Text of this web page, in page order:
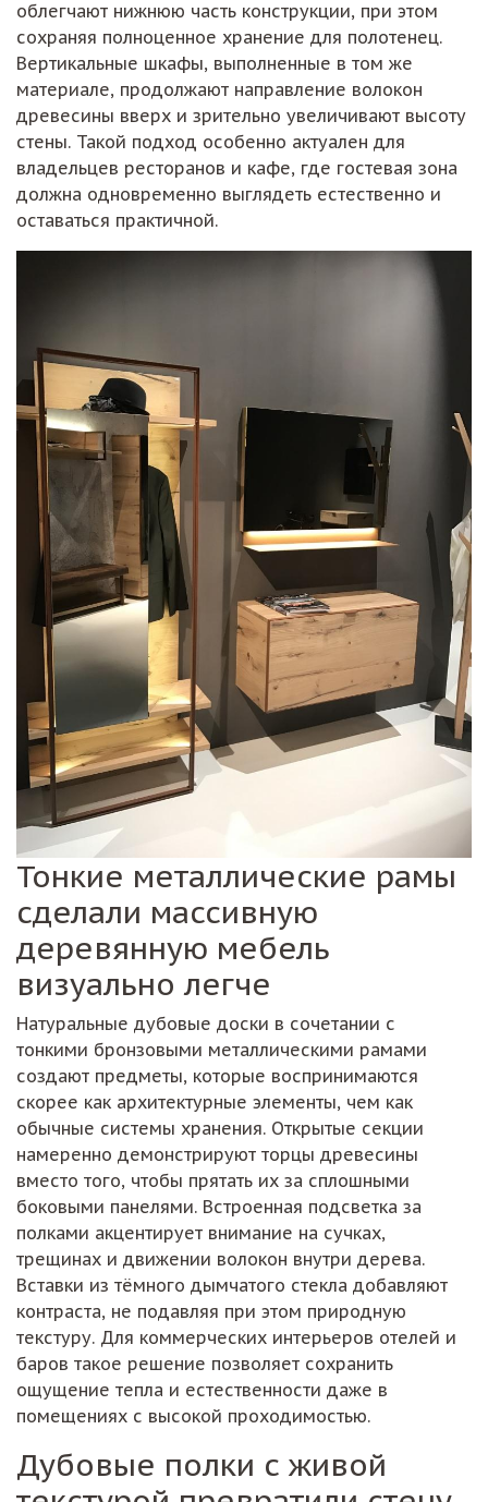
сохраняя полноценное хранение для полотенец.
Вертикальные шкафы, выполненные в том же
материале, продолжают направление волокон
древесины вверх и зрительно увеличивают высоту
стены. Такой подход особенно актуален для
владельцев ресторанов и кафе, где гостевая зона
должна одновременно выглядеть естественно и
оставаться практичной.
Тонкие металлические рамы
сделали массивную
деревянную мебель
визуально легче
Натуральные дубовые доски в сочетании с
тонкими бронзовыми металлическими рамами
создают предметы, которые воспринимаются
скорее как архитектурные элементы, чем как
обычные системы хранения. Открытые секции
намеренно демонстрируют торцы древесины
вместо того, чтобы прятать их за сплошными
боковыми панелями. Встроенная подсветка за
полками акцентирует внимание на сучках,
трещинах и движении волокон внутри дерева.
Вставки из тёмного дымчатого стекла добавляют
контраста, не подавляя при этом природную
текстуру. Для коммерческих интерьеров отелей и
баров такое решение позволяет сохранить
ощущение тепла и естественности даже в
помещениях с высокой проходимостью.
Дубовые полки с живой
текстурой превратили стену